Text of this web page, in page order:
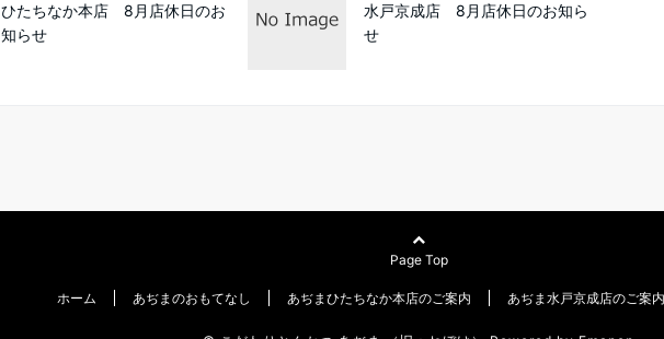
ひたちなか本店 8月店休日のお
知らせ
水戸京成店 8月店休日のお知ら
せ
Page Top
ホーム あぢまのおもてなし あぢまひたちなか本店のご案内 あぢま水戸京成店のご案内